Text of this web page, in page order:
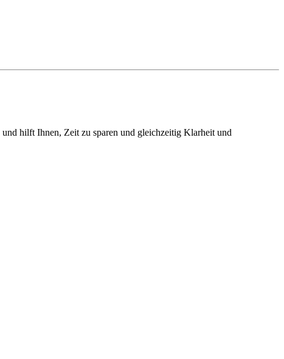
hilft Ihnen, Zeit zu sparen und gleichzeitig Klarheit und